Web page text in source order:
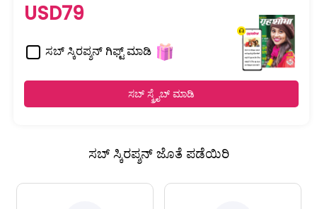
USD79
ಸಬ್ ಸ್ಕಿರಪ್ಶನ್ ಗಿಫ್ಟ್ ಮಾಡಿ
ಸಬ್ ಸ್ಕ್ರೈಬ್ ಮಾಡಿ
ಸಬ್ ಸ್ಕಿರಪ್ಶನ್ ಜೊತೆ ಪಡೆಯಿರಿ